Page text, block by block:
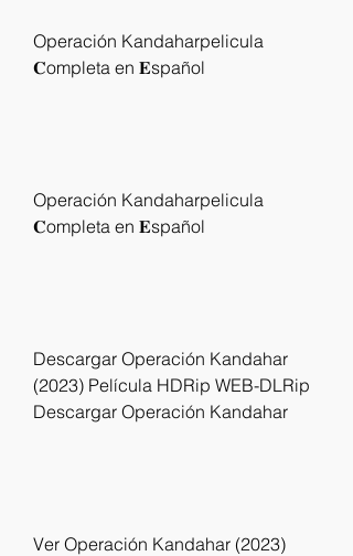
Operación Kandaharpelicula
𝐂ompleta en 𝐄spañol
Operación Kandaharpelicula
𝐂ompleta en 𝐄spañol
Descargar Operación Kandahar
(2023) Película HDRip WEB-DLRip
Descargar Operación Kandahar
Ver Operación Kandahar (2023)